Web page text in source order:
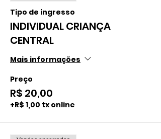
Tipo de ingresso
INDIVIDUAL CRIANÇA
CENTRAL
Mais informações
Preço
R$ 20,00
+R$ 1,00 tx online